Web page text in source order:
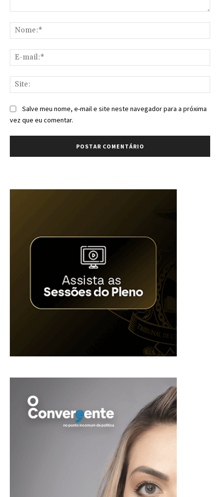
Salve meu nome, e-mail e site neste navegador para a próxima
vez que eu comentar.